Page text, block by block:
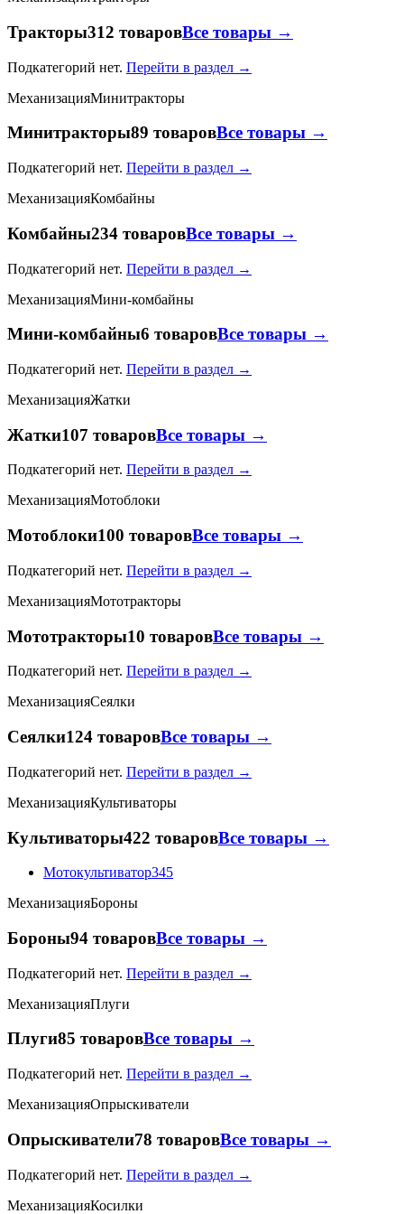
Тракторы312 товаровВсе товары →
Подкатегорий нет. Перейти в раздел →
МеханизацияМинитракторы
Минитракторы89 товаровВсе товары →
Подкатегорий нет. Перейти в раздел →
МеханизацияКомбайны
Комбайны234 товаровВсе товары →
Подкатегорий нет. Перейти в раздел →
МеханизацияМини-комбайны
Мини-комбайны6 товаровВсе товары →
Подкатегорий нет. Перейти в раздел →
МеханизацияЖатки
Жатки107 товаровВсе товары →
Подкатегорий нет. Перейти в раздел →
МеханизацияМотоблоки
Мотоблоки100 товаровВсе товары →
Подкатегорий нет. Перейти в раздел →
МеханизацияМототракторы
Мототракторы10 товаровВсе товары →
Подкатегорий нет. Перейти в раздел →
МеханизацияСеялки
Сеялки124 товаровВсе товары →
Подкатегорий нет. Перейти в раздел →
МеханизацияКультиваторы
Культиваторы422 товаровВсе товары →
Мотокультиватор345
МеханизацияБороны
Бороны94 товаровВсе товары →
Подкатегорий нет. Перейти в раздел →
МеханизацияПлуги
Плуги85 товаровВсе товары →
Подкатегорий нет. Перейти в раздел →
МеханизацияОпрыскиватели
Опрыскиватели78 товаровВсе товары →
Подкатегорий нет. Перейти в раздел →
МеханизацияКосилки